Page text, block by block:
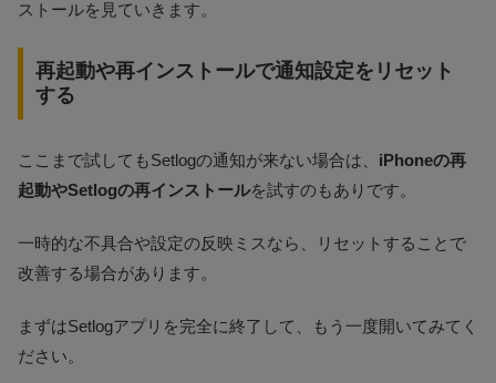
ストールを見ていきます。
再起動や再インストールで通知設定をリセット
する
ここまで試してもSetlogの通知が来ない場合は、 iPhoneの再
起動やSetlogの再インストールを試すのもありです。
一時的な不具合や設定の反映ミスなら、リセットすることで
改善する場合があります。
まずはSetlogアプリを完全に終了して、もう一度開いてみてく
ださい。